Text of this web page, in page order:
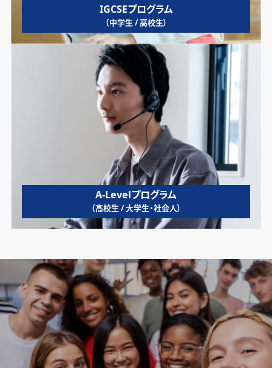
IGCSEプログラム
（中学生 / 高校生）
A-Levelプログラム
（高校生 / 大学生・社会人）